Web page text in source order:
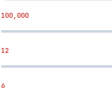
100,000
12
6